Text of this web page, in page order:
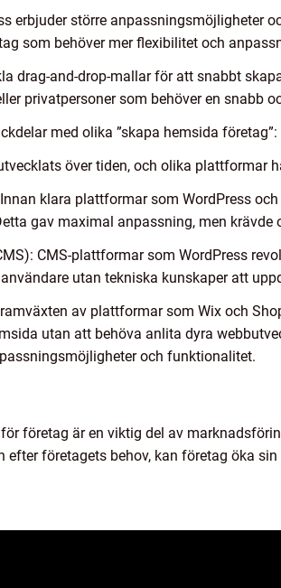
erbjuder större anpassningsmöjligheter
som behöver mer flexibilitet och
drag-and-drop-mallar för att snabbt
privatpersoner som behöver en snabb
med olika ”skapa hemsida företag”:
över tiden, och olika plattformar
klara plattformar som WordPress
gav maximal anpassning, men krävde
CMS-plattformar som WordPress
utan tekniska kunskaper att
av plattformar som Wix och
utan att behöva anlita dyra
och funktionalitet.
företag är en viktig del av
företagets behov, kan företag öka